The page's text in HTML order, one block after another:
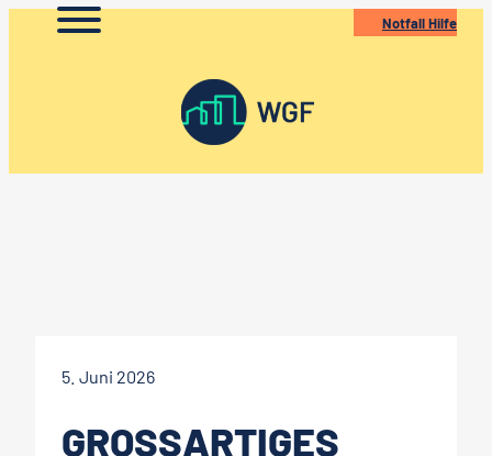
Notfall Hilfe
5. Juni 2026
GROSSARTIGES K